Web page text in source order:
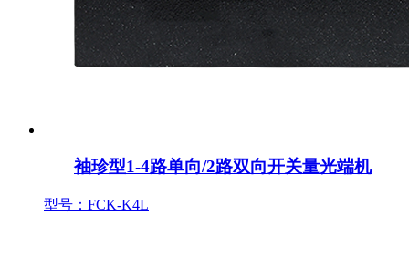
袖珍型1-4路单向/2路双向开关量光端机
型号：FCK-K4L